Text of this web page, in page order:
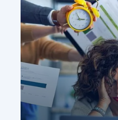
начинающего и...
4.8